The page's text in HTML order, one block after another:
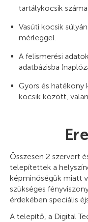
tartálykocsik
Vasúti kocsik
mérleggel.
A felismerési
adatbázisba
Gyors és hatékony
kocsik között,
Összesen 2 szervert
telepítettek a
képminőségük miatt
szükséges
érdekében speciális
A telepítő, a Digital